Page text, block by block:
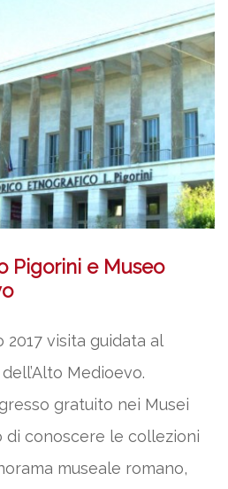
Pigorini e Museo
visita guidata al
Medioevo.
gratuito nei Musei
di conoscere le collezioni
museale romano,